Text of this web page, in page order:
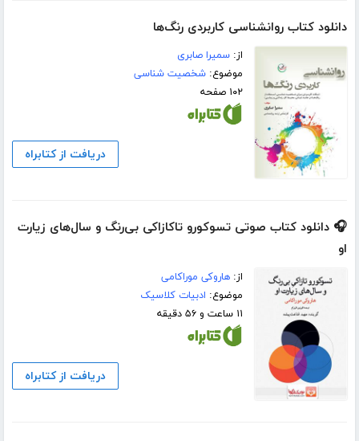
دانلود کتاب روانشناسی کاربردی رنگ‌ها
از:سمیرا صابری
موضوع:شخصیت شناسی
۱۰۲ صفحه
دریافت از کتابراه
🎧 دانلود کتاب صوتی تسوکورو تاکازاکی بی‌رنگ و سال‌های زیارت
او
از:هاروکی موراکامی
موضوع: ادبیات کلاسیک
۱۱ ساعت و ۵۶ دقیقه
دریافت از کتابراه